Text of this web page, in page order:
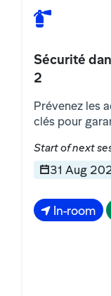
Sécurité
2
Prévenez les
clés pour
Start of next
31 Aug
In-room